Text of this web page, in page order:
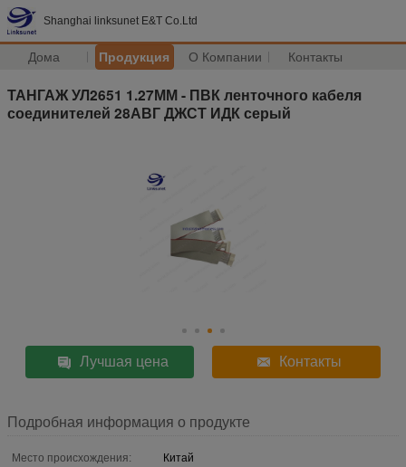
Shanghai linksunet E&T Co.Ltd
Дома Продукция О Компании Контакты
ТАНГАЖ УЛ2651 1.27ММ - ПВК ленточного кабеля
соединителей 28АВГ ДЖСТ ИДК серый
Лучшая цена Контакты
Подробная информация о продукте
Место происхождения:
Китай